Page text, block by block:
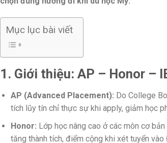
Mục lục bài viết
1. Giới thiệu: AP – Honor –
AP (Advanced Placement): Do College
tích lũy tín chỉ thực sự khi apply, giảm học
Honor: Lớp học nâng cao ở các môn cơ
tăng thành tích, điểm cộng khi xét tuyển vào